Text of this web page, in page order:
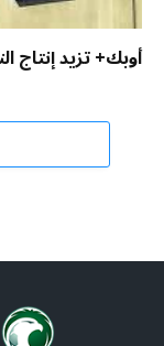
أوبك+ تزيد إنتاج